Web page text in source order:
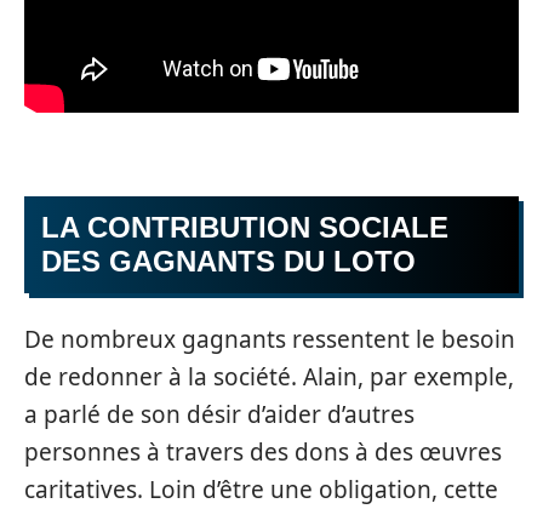
LA CONTRIBUTION SOCIALE
DES GAGNANTS DU LOTO
De nombreux gagnants ressentent le besoin
de redonner à la société. Alain, par exemple,
a parlé de son désir d’aider d’autres
personnes à travers des dons à des œuvres
caritatives. Loin d’être une obligation, cette